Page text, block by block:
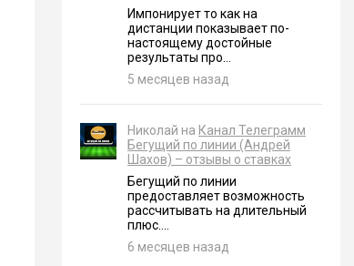
Импонирует то как на
дистанции показывает по-
настоящему достойные
результаты про...
5 месяцев назад
Николай на Канал Телеграмм
Бегущий по линии (Андрей
Шахов) – отзывы о ставках
Бегущий по линии
предоставляет возможность
рассчитывать на длительный
плюс....
6 месяцев назад